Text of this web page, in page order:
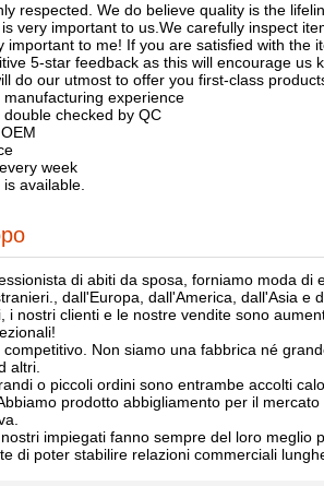
respected. We do believe quality is the
very important to us.We carefully inspect
important to me! If you are satisfied with the
5-star feedback as this will encourage us
do our utmost to offer you first-class
experience
checked by QC
week
available.
di abiti da sposa, forniamo moda
dall'Europa, dall'America, dall'Asia e
i nostri clienti e le nostre vendite sono
Non siamo una fabbrica né
altri.
o piccoli ordini sono entrambe accolti
prodotto abbigliamento per il
impiegati fanno sempre del loro meglio
di poter stabilire relazioni commerciali